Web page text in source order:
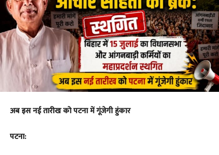
अब इस नई तारीख को पटना में गूंजेगी हुंकार
पटना: